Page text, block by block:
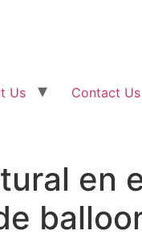
Us
Contact Us
en